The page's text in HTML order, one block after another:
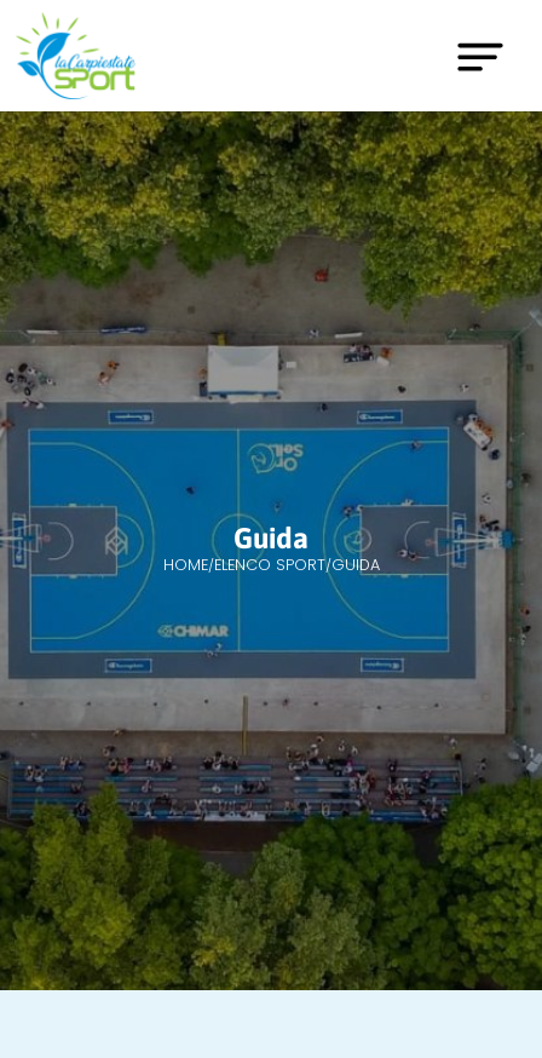
Guida
HOME ELENCO SPORT GUIDA